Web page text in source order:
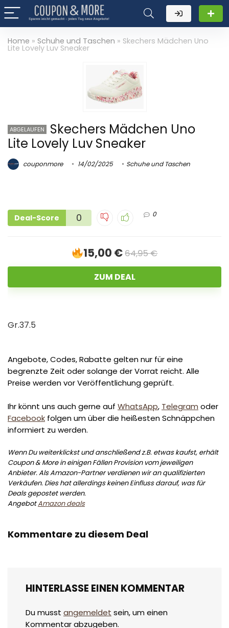
Home » Schuhe und Taschen » Skechers Mädchen Uno
Lite Lovely Luv Sneaker
ABGELAUFEN
Skechers Mädchen Uno
Lite Lovely Luv Sneaker
couponmore 14/02/2025 Schuhe und Taschen
Deal-Score 0 0
15,00 €64,95 €
ZUM DEAL
Gr.37.5
Angebote, Codes, Rabatte gelten nur für eine
begrenzte Zeit oder solange der Vorrat reicht. Alle
Preise werden vor Veröffentlichung geprüft.
Ihr könnt uns auch gerne auf WhatsApp, Telegram oder
Facebook folgen um über die heißesten Schnäppchen
informiert zu werden.
Wenn Du weiterklickst und anschließend z.B. etwas kaufst, erhält
Coupon & More in einigen Fällen Provision vom jeweiligen
Anbieter. Als Amazon-Partner verdienen wir an qualifizierten
Verkäufen. Dies hat allerdings keinen Einfluss darauf, was für
Deals gepostet werden.
AngebotAmazon deals
Kommentare zu diesem Deal
HINTERLASSE EINEN KOMMENTAR
Du musst angemeldet sein, um einen
Kommentar abzugeben.